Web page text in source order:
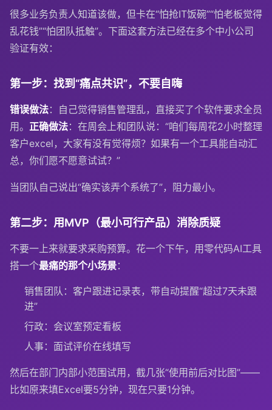
很多业务负责人知道该做，但卡在“怕抢IT饭碗”“怕老板觉得
乱花钱”“怕团队抵触”。下面这套方法已经在多个中小公司
验证有效：
第一步：找到“痛点共识”，不要自嗨
错误做法：自己觉得销售管理乱，直接买了个软件要求全员
用。 正确做法：在周会上和团队说：“咱们每周花2小时整理
客户excel，大家有没有觉得烦？如果有一个工具能自动汇
总，你们愿不愿意试试？”
当团队自己说出“确实该弄个系统了”，阻力最小。
第二步：用MVP（最小可行产品）消除质疑
不要一上来就要求采购预算。花一个下午，用零代码AI工具
搭一个最痛的那个小场景：
销售团队：客户跟进记录表，带自动提醒“超过7天未跟
进”
行政：会议室预定看板
人事：面试评价在线填写
然后在部门内部小范围试用，截几张“使用前后对比图”——
比如原来填Excel要5分钟，现在只要1分钟。